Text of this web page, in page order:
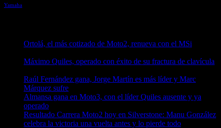
Yamaha
Ortolá, el más cotizado de Moto2, renueva con el MSi
Máximo Quiles, operado con éxito de su fractura de clavícula
Raúl Fernández gana, Jorge Martín es más líder y Marc
Márquez sufre
Almansa gana en Moto3, con el líder Quiles ausente y ya
operado
Resultado Carrera Moto2 hoy en Silverstone: Manu González
celebra la victoria una vuelta antes y lo pierde todo